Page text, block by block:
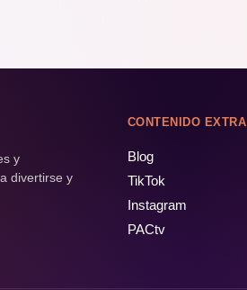
y
divertirse y
CONTENIDO EXTRA
Blog
TikTok
Instagram
PACtv